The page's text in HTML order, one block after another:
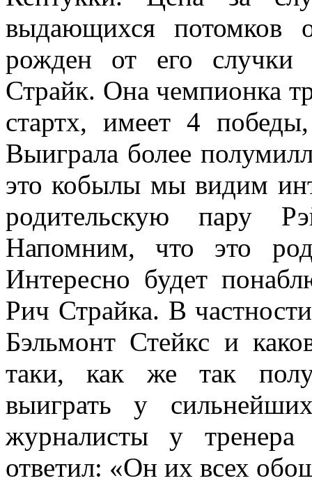
выдающихся
рожден от его случки
Страйк. Она чемпионка
стартх, имеет 4
Выиграла более
это кобылы мы видим
родительскую пару
Напомним, что это
Интересно будет
Рич Страйка. В
Бэльмонт Стейкс и
таки, как же так
выиграть у
журналисты у
ответил: «Он их всех